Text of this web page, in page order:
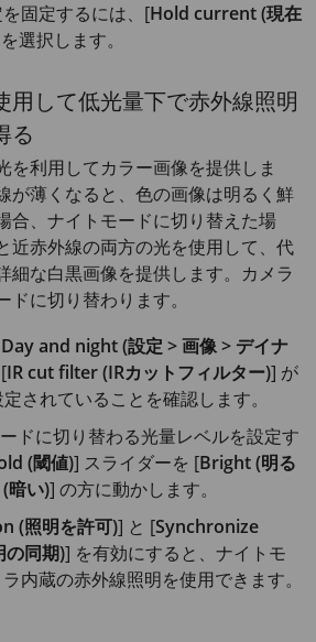
固定するには、[Hold current (現在
選択します。
用して低光量下で赤外線照明
る
を利用してカラー画像を提供しま
が薄くなると、色の画像は明るく鮮
合、ナイトモードに切り替えた場
近赤外線の両方の光を使用して、代
細な白黒画像を提供します。カメラ
に切り替わります。
and night (設定 > 画像 > デイナ
IR cut filter (IRカットフィルター)] が
されていることを確認します。
ドに切り替わる光量レベルを設定す
(閾値)] スライダーを [Bright (明る
暗い)] の方に動かします。
(照明を許可)] と [Synchronize
同期)] を有効にすると、ナイトモ
内蔵の赤外線照明を使用できます。